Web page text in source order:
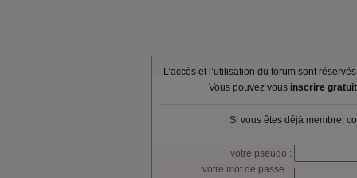
L’accès et l’utilisation du forum sont
Vous pouvez vous inscrire
Si vous êtes déjà membre,
votre pseudo :
votre mot de passe :